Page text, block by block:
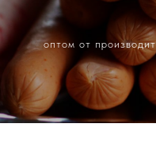
оптом от